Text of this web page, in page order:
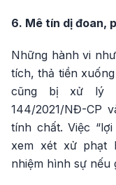
6. Mê tín dị đoan,
Những hành vi
tích, thả tiền
cũng bị xử lý
144/2021/NĐ-CP
tính chất. Việc
xem xét xử phạt
nhiệm hình sự nếu